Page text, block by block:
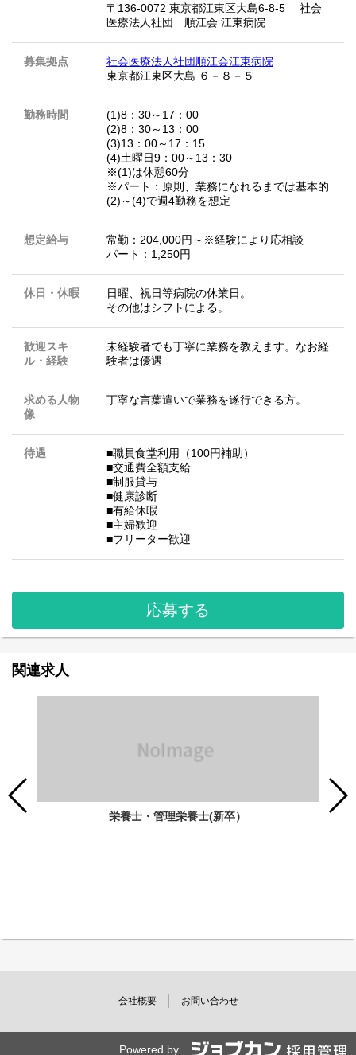
〒136-0072 東京都江東区大島6-8-5 社会
医療法人社団 順江会 江東病院
募集拠点
社会医療法人社団順江会江東病院
東京都江東区大島 ６－８－５
勤務時間
(1)8：30～17：00
(2)8：30～13：00
(3)13：00～17：15
(4)土曜日9：00～13：30
※(1)は休憩60分
※パート：原則、業務になれるまでは基本的
(2)～(4)で週4勤務を想定
想定給与
常勤：204,000円～※経験により応相談
パート：1,250円
休日・休暇
日曜、祝日等病院の休業日。
その他はシフトによる。
歓迎スキ
ル・経験
未経験者でも丁寧に業務を教えます。なお経
験者は優遇
求める人物
像
丁寧な言葉遣いで業務を遂行できる方。
待遇
■職員食堂利用（100円補助）
■交通費全額支給
■制服貸与
■健康診断
■有給休暇
■主婦歓迎
■フリーター歓迎
応募する
関連求人
栄養士・管理栄養士(新卒）
会社概要 お問い合わせ
Powered by